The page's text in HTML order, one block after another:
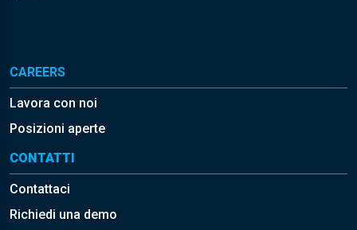
CAREERS
Lavora con noi
Posizioni aperte
CONTATTI
Contattaci
Richiedi una demo